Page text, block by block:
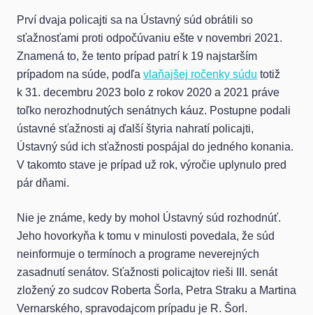
Prví dvaja policajti sa na Ústavný súd obrátili so
sťažnosťami proti odpočúvaniu ešte v novembri 2021.
Znamená to, že tento prípad patrí k 19 najstarším
prípadom na súde, podľa vlaňajšej ročenky súdu totiž
k 31. decembru 2023 bolo z rokov 2020 a 2021 práve
toľko nerozhodnutých senátnych káuz. Postupne podali
ústavné sťažnosti aj ďalší štyria nahratí policajti,
Ústavný súd ich sťažnosti pospájal do jedného konania.
V takomto stave je prípad už rok, výročie uplynulo pred
pár dňami.
Nie je známe, kedy by mohol Ústavný súd rozhodnúť.
Jeho hovorkyňa k tomu v minulosti povedala, že súd
neinformuje o termínoch a programe neverejných
zasadnutí senátov. Sťažnosti policajtov rieši III. senát
zložený zo sudcov Roberta Šorla, Petra Straku a Martina
Vernarského, spravodajcom prípadu je R. Šorl.